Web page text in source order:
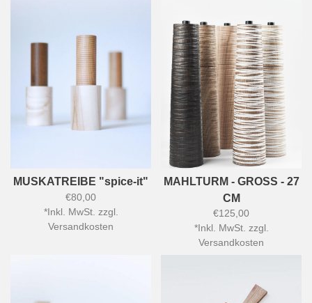
MUSKATREIBE "spice-it"
€80,00
*Inkl. MwSt. zzgl.
Versandkosten
MAHLTURM - GROSS - 27
CM
€125,00
*Inkl. MwSt. zzgl.
Versandkosten